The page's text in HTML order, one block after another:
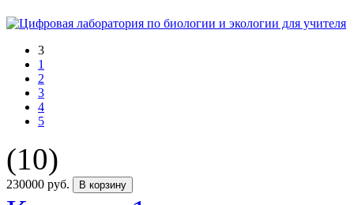
3
1
2
3
4
5
(10)
230000 руб. В корзину